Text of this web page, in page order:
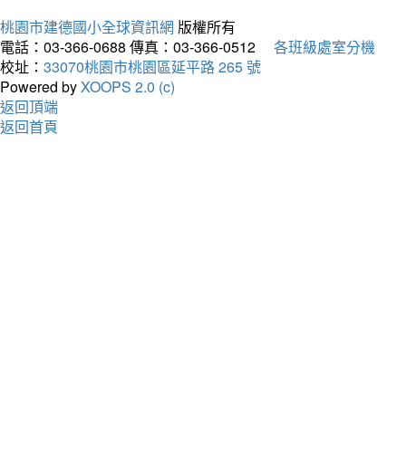
桃園市建德國小全球資訊網 版權所有
電話：03-366-0688 傳真：03-366-0512
各班級處室分機
校址： 33070桃園市桃園區延平路 265 號
Powered byXOOPS 2.0 (c)
返回頂端
返回首頁